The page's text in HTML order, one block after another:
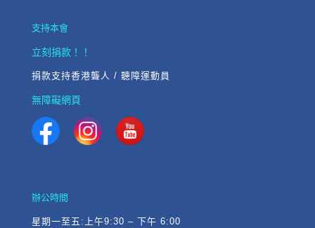
支持本會
立刻捐款！！
捐款支持香港聾人 / 聽障運動員
無障礙網頁
辦公時間
星期一至五:上午9:30 – 下午 6:00